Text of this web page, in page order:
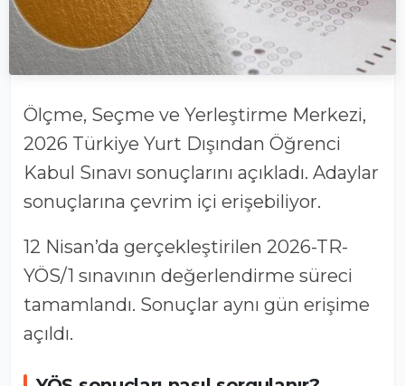
Ölçme, Seçme ve Yerleştirme Merkezi,
2026 Türkiye Yurt Dışından Öğrenci
Kabul Sınavı sonuçlarını açıkladı. Adaylar
sonuçlarına çevrim içi erişebiliyor.
12 Nisan’da gerçekleştirilen 2026-TR-
YÖS/1 sınavının değerlendirme süreci
tamamlandı. Sonuçlar aynı gün erişime
açıldı.